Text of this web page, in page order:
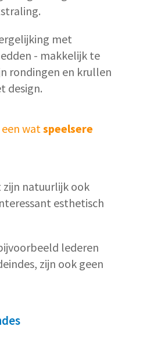
met
- makkelijk te
rondingen en krullen
design.
wat speelsere
natuurlijk ook
esthetisch
lederen
zijn ook geen